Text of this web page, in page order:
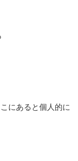
にあると個人的に